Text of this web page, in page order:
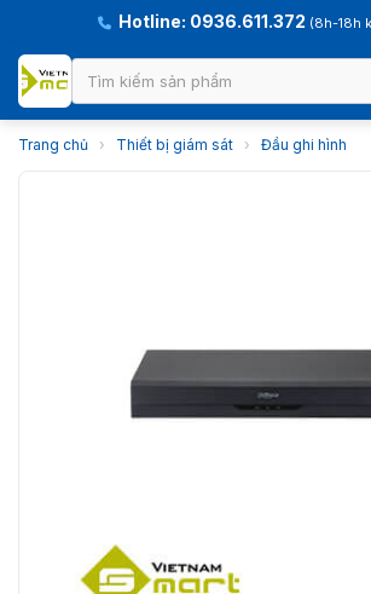
Hotline: 0936.611.372 (8h-18h
Trang chủ › Thiết bị giám sát › Đầu ghi hình